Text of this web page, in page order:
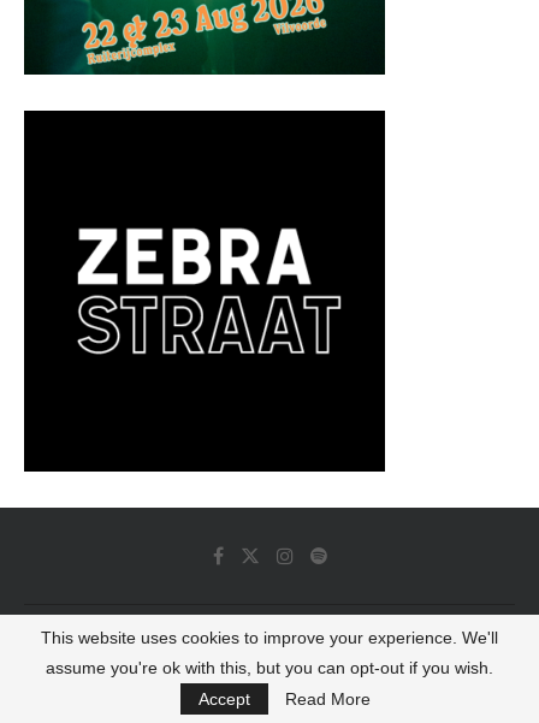
© 2022 - Luminous Dash All Rights Reserved
BACK TO TOP
This website uses cookies to improve your experience. We'll
assume you're ok with this, but you can opt-out if you wish.
Accept
Read More